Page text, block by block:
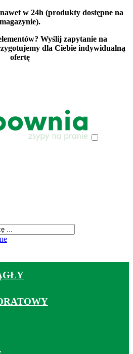
w 24h (produkty dostępne na
magazynie).
Wyślij zapytanie na
dla Ciebie indywidualną
ofertę